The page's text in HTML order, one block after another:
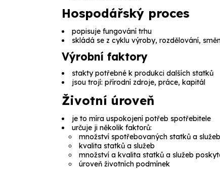
Hospodářský proces
popisuje fungování trhu
skládá se z cyklu výroby, rozdělování,
Výrobní faktory
stakty potřebné k produkci dalších statků
jsou trojí: přírodní zdroje, práce, kapitál
Životní úroveň
je to míra uspokojení potřeb spotřebitele
určuje ji několik faktorů:
množství spotřebovaných statků a služeb
kvalita statků a služeb
množství a kvalita statků a služeb
úroveň životních podmínek